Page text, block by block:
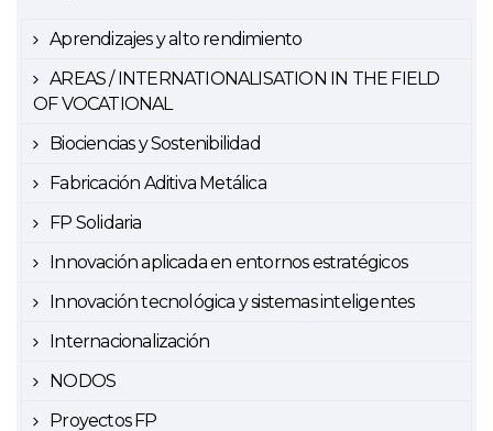
Aprendizajes y alto rendimiento
AREAS / INTERNATIONALISATION IN THE FIELD
OF VOCATIONAL
Biociencias y Sostenibilidad
Fabricación Aditiva Metálica
FP Solidaria
Innovación aplicada en entornos estratégicos
Innovación tecnológica y sistemas inteligentes
Internacionalización
NODOS
Proyectos FP